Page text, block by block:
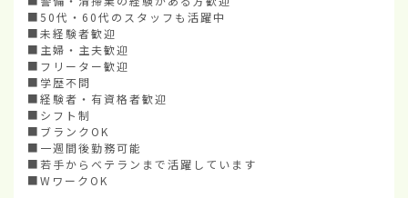
■50代・60代のスタッフも活躍中
■未経験者歓迎
■主婦・主夫歓迎
■フリーター歓迎
■学歴不問
■経験者・有資格者歓迎
■シフト制
■ブランクOK
■一週間後勤務可能
■若手からベテランまで活躍しています
■WワークOK